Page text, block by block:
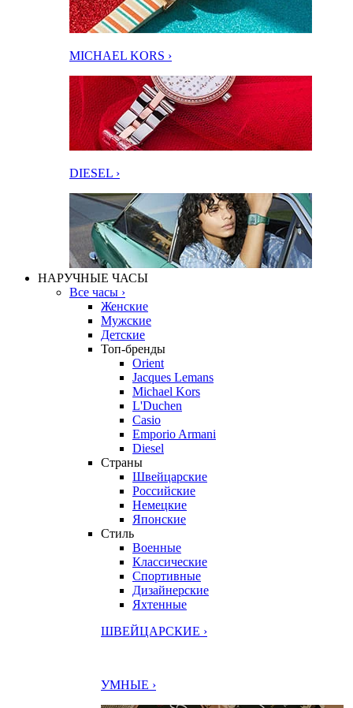
MICHAEL KORS ›
DIESEL ›
НАРУЧНЫЕ ЧАСЫ
Все часы ›
Женские
Мужские
Детские
Топ-бренды
Orient
Jacques Lemans
Michael Kors
L'Duchen
Casio
Emporio Armani
Diesel
Страны
Швейцарские
Российские
Немецкие
Японские
Стиль
Военные
Классические
Спортивные
Дизайнерские
Яхтенные
ШВЕЙЦАРСКИЕ ›
УМНЫЕ ›